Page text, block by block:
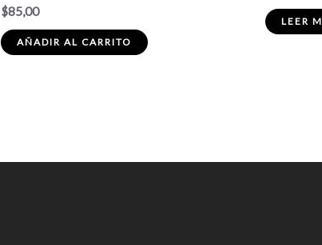
$85,00
AÑADIR AL CARRITO
LEER